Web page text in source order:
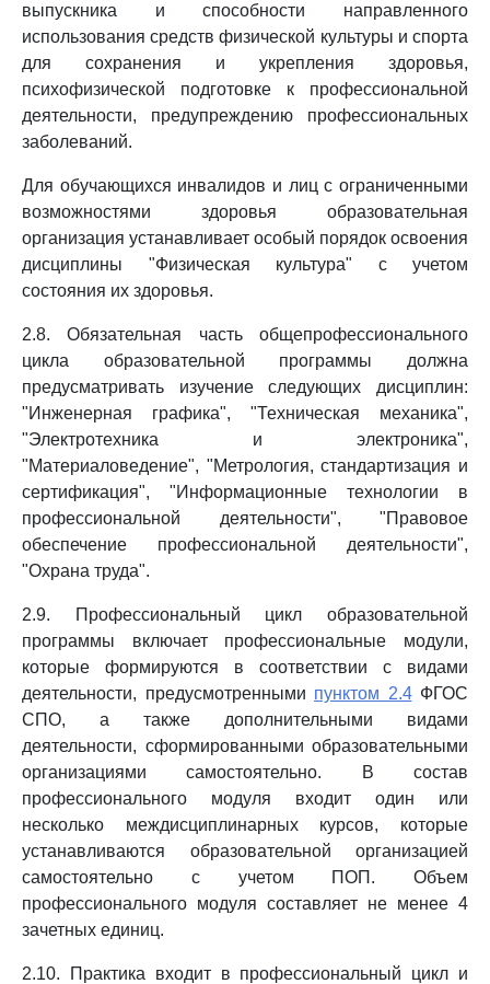
выпускника и способности направленного
использования средств физической культуры и спорта
для сохранения и укрепления здоровья,
психофизической подготовке к профессиональной
деятельности, предупреждению профессиональных
заболеваний.
Для обучающихся инвалидов и лиц с ограниченными
возможностями здоровья образовательная
организация устанавливает особый порядок освоения
дисциплины "Физическая культура" с учетом
состояния их здоровья.
2.8. Обязательная часть общепрофессионального
цикла образовательной программы должна
предусматривать изучение следующих дисциплин:
"Инженерная графика", "Техническая механика",
"Электротехника и электроника",
"Материаловедение", "Метрология, стандартизация и
сертификация", "Информационные технологии в
профессиональной деятельности", "Правовое
обеспечение профессиональной деятельности",
"Охрана труда".
2.9. Профессиональный цикл образовательной
программы включает профессиональные модули,
которые формируются в соответствии с видами
деятельности, предусмотренными пунктом 2.4ФГОС
СПО, а также дополнительными видами
деятельности, сформированными образовательными
организациями самостоятельно. В состав
профессионального модуля входит один или
несколько междисциплинарных курсов, которые
устанавливаются образовательной организацией
самостоятельно с учетом ПОП. Объем
профессионального модуля составляет не менее 4
зачетных единиц.
2.10. Практика входит в профессиональный цикл и